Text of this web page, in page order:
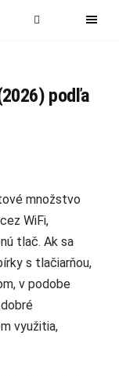
podľa
množstvo
WiFi,
tlač. Ak sa
s tlačiarňou,
v podobe
využitia,